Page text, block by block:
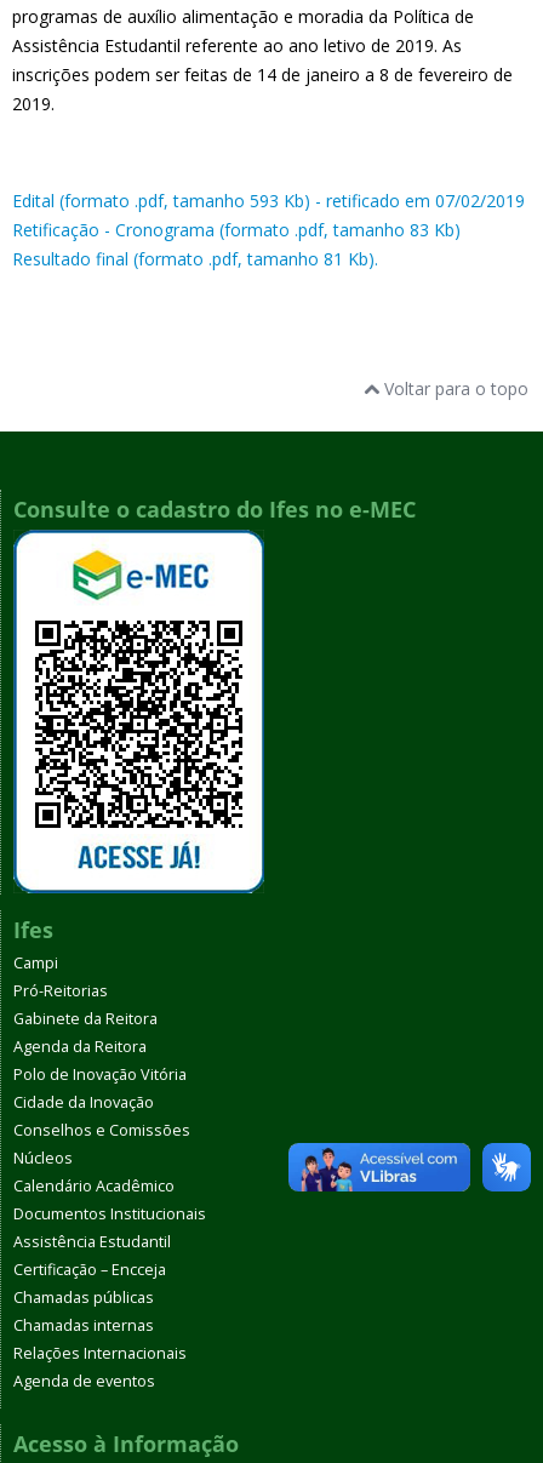
programas de auxílio alimentação e moradia da Política de
Assistência Estudantil referente ao ano letivo de 2019. As
inscrições podem ser feitas de 14 de janeiro a 8 de fevereiro de
2019.
Edital (formato .pdf, tamanho 593 Kb) - retificado em 07/02/2019
Retificação - Cronograma (formato .pdf, tamanho 83 Kb)
Resultado final (formato .pdf, tamanho 81 Kb).
Voltar para o topo
Consulte o cadastro do Ifes no e-MEC
Ifes
Campi
Pró-Reitorias
Gabinete da Reitora
Agenda da Reitora
Polo de Inovação Vitória
Cidade da Inovação
Conselhos e Comissões
Núcleos
Calendário Acadêmico
Documentos Institucionais
Assistência Estudantil
Certificação – Encceja
Chamadas públicas
Chamadas internas
Relações Internacionais
Agenda de eventos
Acesso à Informação